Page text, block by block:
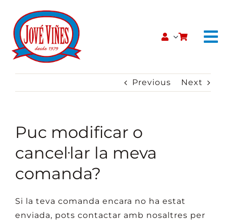
content
CATÀLEG
BOTIGA ONLINE
Previous Next
Puc modificar o
cancel·lar la meva
comanda?
Si la teva comanda encara no ha estat
enviada, pots contactar amb nosaltres per